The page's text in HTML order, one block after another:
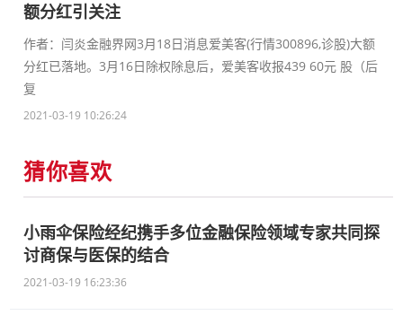
额分红引关注
作者：闫炎金融界网3月18日消息爱美客(行情300896,诊股)大额
分红已落地。3月16日除权除息后，爱美客收报439 60元 股（后
复
2021-03-19 10:26:24
猜你喜欢
小雨伞保险经纪携手多位金融保险领域专家共同探
讨商保与医保的结合
2021-03-19 16:23:36